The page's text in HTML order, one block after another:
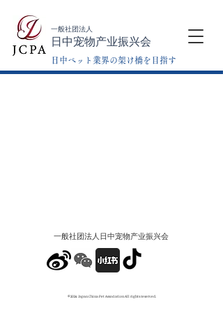
一般社团法人
日中宠物产业振兴会
日中ペット業界の架け橋を目指す
一般社团法人​日中宠物产业振兴会
©2024 Japan China Pet Association All rights reserved.